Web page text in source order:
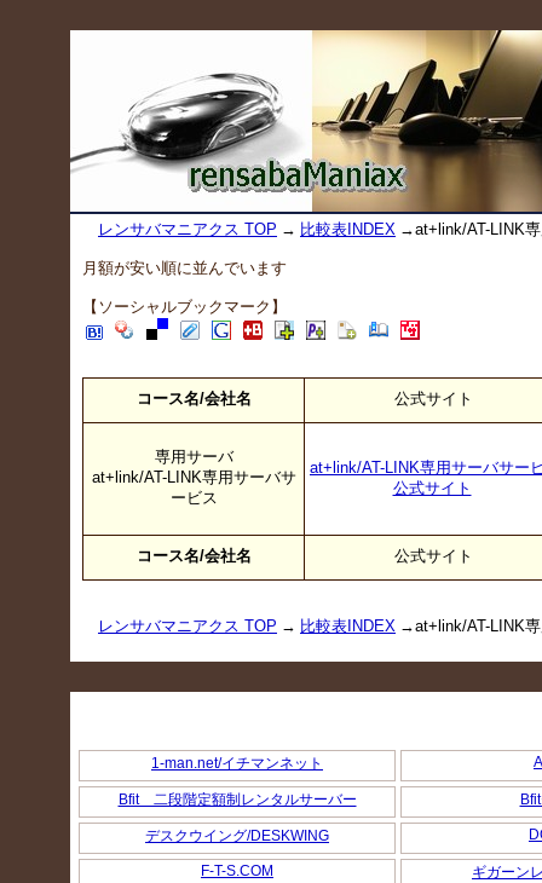
レンサバマニアクス TOP → 比較表INDEX →at+link/AT-LINK
月額が安い順に並んでいます
【ソーシャルブックマーク】
コース名/会社名 公式サイト
コース名/会社名 公式サイト
専用サーバ
at+link/AT-LINK専用サーバサ
ービス
at+link/AT-LINK専用サーバサー
公式サイト
レンサバマニアクス TOP → 比較表INDEX →at+link/AT-LINK
1-man.net/イチマンネット
Bfit 二段階定額制レンタルサーバー
デスクウイング/DESKWING
F-T-S.COM ギガーン